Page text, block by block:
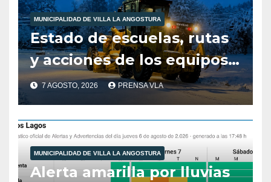
MUNICIPALIDAD DE VILLA LA ANGOSTURA
Estado de escuelas, rutas
y acciones de los equipos
municipales – Villa La
Angostura – 7 de agosto –
10:00 hs
7 AGOSTO, 2026 PRENSA VLA
MUNICIPALIDAD DE VILLA LA ANGOSTURA
Alerta amarilla por lluvias